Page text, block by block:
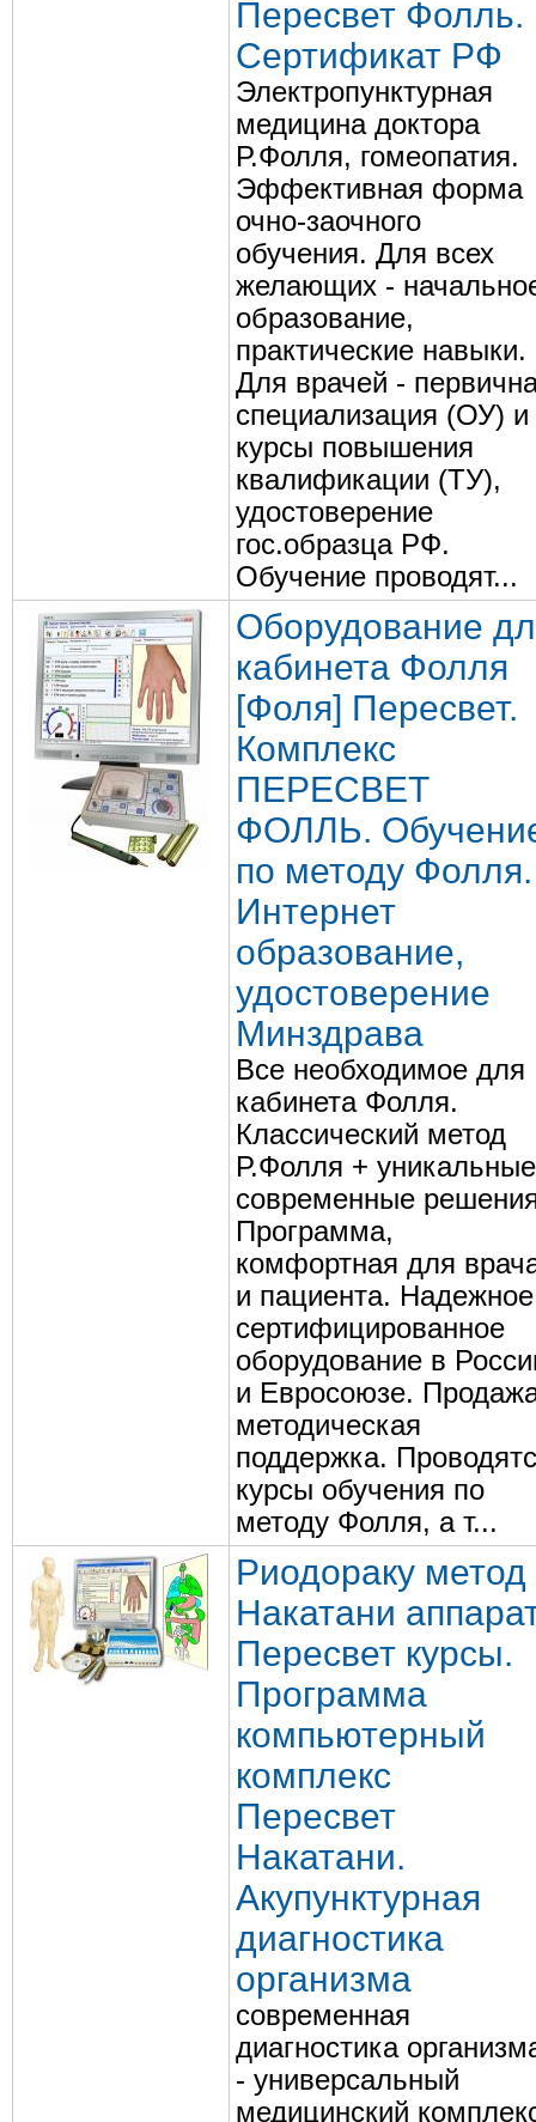
Пересвет Фолль.
Сертификат РФ
Электропунктурная
медицина доктора
Р.Фолля, гомеопатия.
Эффективная форма
очно-заочного
обучения. Для всех
желающих -
образование,
практические навыки.
Для врачей -
специализация (ОУ) и
курсы повышения
квалификации (ТУ),
удостоверение
гос.образца РФ.
Обучение проводят...
Оборудование
кабинета Фолля
[Фоля] Пересвет.
Комплекс
ПЕРЕСВЕТ
ФОЛЛЬ.
по методу Фолля.
Интернет
образование,
удостоверение
Минздрава
Все необходимое для
кабинета Фолля.
Классический метод
Р.Фолля + уникальные
современные
Программа,
комфортная для
и пациента.
сертифицированное
оборудование в
и Евросоюзе.
методическая
поддержка.
курсы обучения по
методу Фолля, а т...
Риодораку метод
Накатани
Пересвет курсы.
Программа
компьютерный
комплекс
Пересвет
Накатани.
Акупунктурная
диагностика
организма
современная
диагностика
- универсальный
медицинский